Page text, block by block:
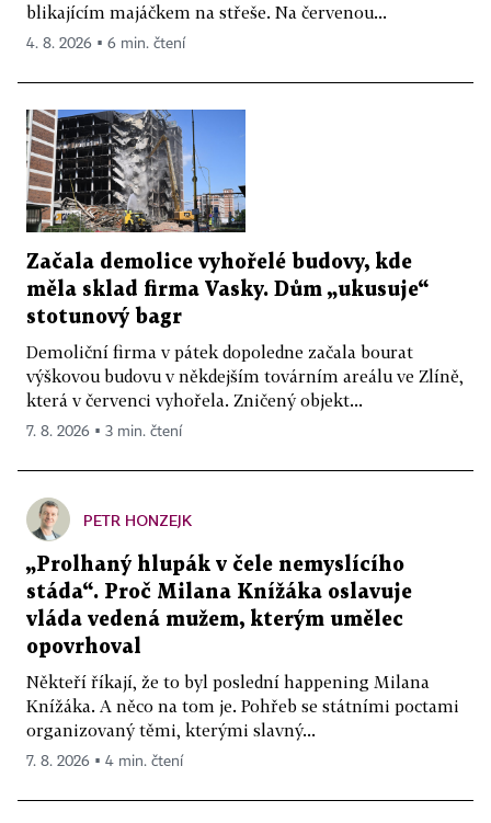
blikajícím majáčkem na střeše. Na červenou...
4. 8. 2026 ▪ 6 min. čtení
Začala demolice vyhořelé budovy, kde
měla sklad firma Vasky. Dům „ukusuje“
stotunový bagr
Demoliční firma v pátek dopoledne začala bourat
výškovou budovu v někdejším továrním areálu ve Zlíně,
která v červenci vyhořela. Zničený objekt...
7. 8. 2026 ▪ 3 min. čtení
PETR HONZEJK
„Prolhaný hlupák v čele nemyslícího
stáda“. Proč Milana Knížáka oslavuje
vláda vedená mužem, kterým umělec
opovrhoval
Někteří říkají, že to byl poslední happening Milana
Knížáka. A něco na tom je. Pohřeb se státními poctami
organizovaný těmi, kterými slavný...
7. 8. 2026 ▪ 4 min. čtení